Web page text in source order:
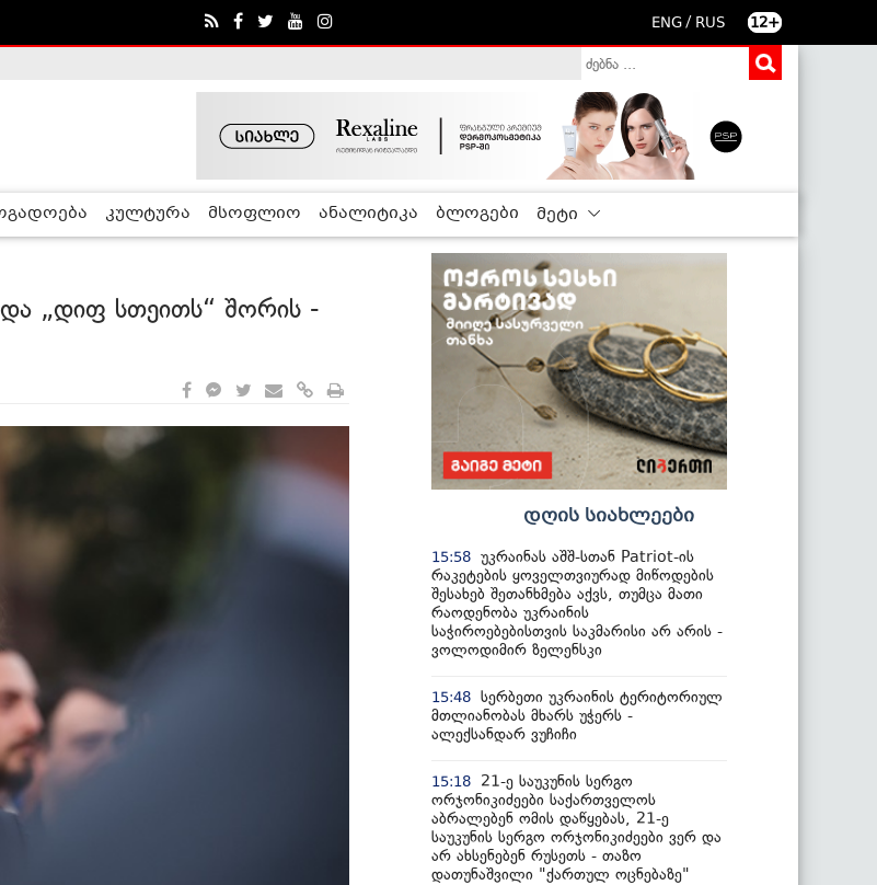
ENG / RUS 12+
კულტურა მსოფლიო ანალიტიკა ბლოგები მეტი
„დიფ სთეითს“ შორის -
დღის სიახლეები
15:58 უკრაინას აშშ-სთან Patriot-ის
რაკეტების ყოველთვიურად მიწოდების
შესახებ შეთანხმება აქვს, თუმცა მათი
რაოდენობა უკრაინის
საჭიროებებისთვის საკმარისი არ არის -
ვოლოდიმირ ზელენსკი
15:48 სერბეთი უკრაინის ტერიტორიულ
მთლიანობას მხარს უჭერს -
ალექსანდარ ვუჩიჩი
15:18
21-ე საუკუნის სერგო
ორჯონიკიძეები საქართველოს
აბრალებენ ომის დაწყებას, 21-ე
საუკუნის სერგო ორჯონიკიძეები ვერ და
არ ახსენებენ რუსეთს - თაზო
დათუნაშვილი "ქართულ ოცნებაზე"